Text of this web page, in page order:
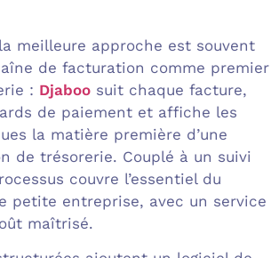
meilleure approche est souvent
de facturation comme premier
: Djaboo suit chaque facture,
de paiement et affiche les
la matière première d’une
de trésorerie. Couplé à un suivi
couvre l’essentiel du
petite entreprise, avec un service
maîtrisé.